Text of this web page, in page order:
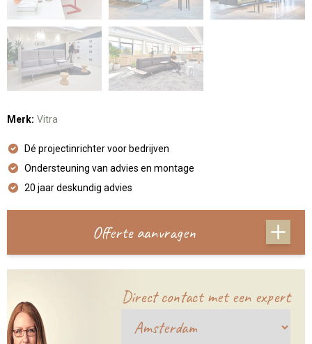
Merk: Vitra
Dé projectinrichter voor bedrijven
Ondersteuning van advies en montage
20 jaar deskundig advies
Offerte aanvragen
Direct contact met een expert